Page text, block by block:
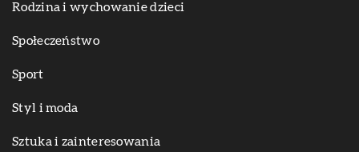
Rodzina i wychowanie dzieci
Społeczeństwo
Sport
Styl i moda
Sztuka i zainteresowania